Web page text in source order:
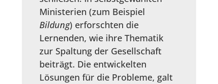
Ministerien (zum Beispiel
Bildung) erforschten die
Lernenden, wie ihre Thematik
zur Spaltung der Gesellschaft
beiträgt. Die entwickelten
Lösungen für die Probleme, galt